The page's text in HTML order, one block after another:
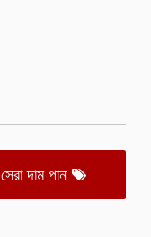
সেরা দাম পান